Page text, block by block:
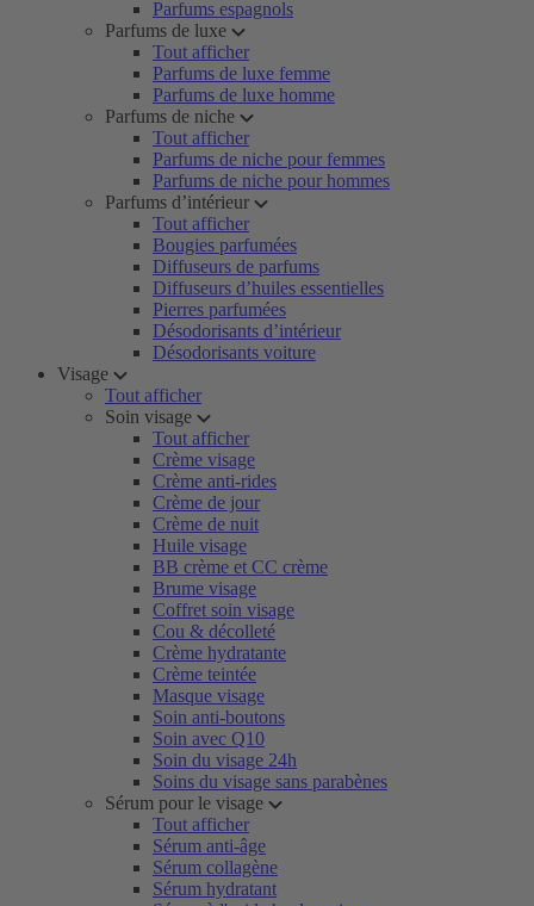
Parfums espagnols
Parfums de luxe
Tout afficher
Parfums de luxe femme
Parfums de luxe homme
Parfums de niche
Tout afficher
Parfums de niche pour femmes
Parfums de niche pour hommes
Parfums d’intérieur
Tout afficher
Bougies parfumées
Diffuseurs de parfums
Diffuseurs d’huiles essentielles
Pierres parfumées
Désodorisants d’intérieur
Désodorisants voiture
Visage
Tout afficher
Soin visage
Tout afficher
Crème visage
Crème anti-rides
Crème de jour
Crème de nuit
Huile visage
BB crème et CC crème
Brume visage
Coffret soin visage
Cou & décolleté
Crème hydratante
Crème teintée
Masque visage
Soin anti-boutons
Soin avec Q10
Soin du visage 24h
Soins du visage sans parabènes
Sérum pour le visage
Tout afficher
Sérum anti-âge
Sérum collagène
Sérum hydratant